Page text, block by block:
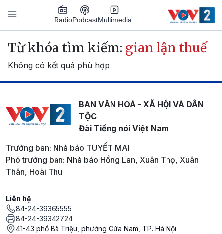
Nhảy đến nội dung
RadioPodcastMultimedia
Main navigation
Từ khóa tìm kiếm: gian lận thuế
Không có kết quả phù hợp
BAN VĂN HOÁ - XÃ HỘI VÀ DÂN
TỘC
Đài Tiếng nói Việt Nam
Trưởng ban: Nhà báo TUYẾT MAI
Phó trưởng ban: Nhà báo Hồng Lan, Xuân Thọ, Xuân
Thân, Hoài Thu
Liên hệ
84-24-39365555
84-24-39342724
41-43 phố Bà Triệu, phường Cửa Nam, TP. Hà Nội